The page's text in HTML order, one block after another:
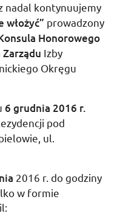
nadal kontynuujemy
włożyć” prowadzony
Honorowego
Izby
Okręgu
6 grudnia 2016 r.
pod
ul.
2016 r. do godziny
w formie